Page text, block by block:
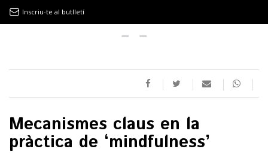
EL CLÀSSIC | ALBERT PLA
“LA VIDA ÉS COM LA MAR: SEMPRE BUSCA L’EQUILIBRI”
Inscriu-te al butlletí
Mecanismes claus en la
pràctica de ‘mindfulness’